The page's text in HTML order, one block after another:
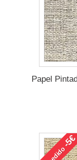
Papel
pedido
-5€